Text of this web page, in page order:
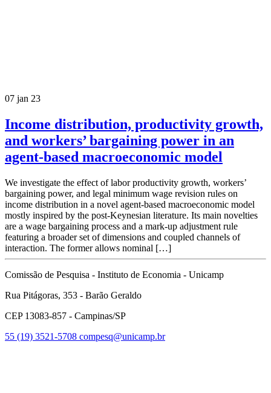
07 jan 23
Income distribution, productivity growth,
and workers’ bargaining power in an
agent-based macroeconomic model
We investigate the effect of labor productivity growth, workers’
bargaining power, and legal minimum wage revision rules on
income distribution in a novel agent-based macroeconomic model
mostly inspired by the post-Keynesian literature. Its main novelties
are a wage bargaining process and a mark-up adjustment rule
featuring a broader set of dimensions and coupled channels of
interaction. The former allows nominal […]
Comissão de Pesquisa - Instituto de Economia - Unicamp
Rua Pitágoras, 353 - Barão Geraldo
CEP 13083-857 - Campinas/SP
55 (19) 3521-5708 compesq@unicamp.br